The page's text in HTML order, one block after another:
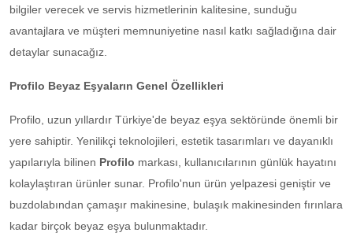
bilgiler verecek ve servis hizmetlerinin kalitesine, sunduğu
avantajlara ve müşteri memnuniyetine nasıl katkı sağladığına dair
detaylar sunacağız.
Profilo Beyaz Eşyaların Genel Özellikleri
Profilo, uzun yıllardır Türkiye'de beyaz eşya sektöründe önemli bir
yere sahiptir. Yenilikçi teknolojileri, estetik tasarımları ve dayanıklı
yapılarıyla bilinen Profilo markası, kullanıcılarının günlük hayatını
kolaylaştıran ürünler sunar. Profilo'nun ürün yelpazesi geniştir ve
buzdolabından çamaşır makinesine, bulaşık makinesinden fırınlara
kadar birçok beyaz eşya bulunmaktadır.